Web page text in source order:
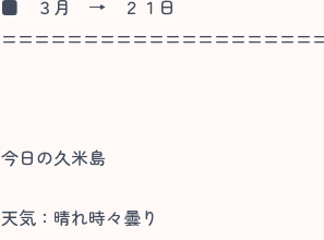
■ ３月 → ２１日
今日の久米島
天気：晴れ時々曇り